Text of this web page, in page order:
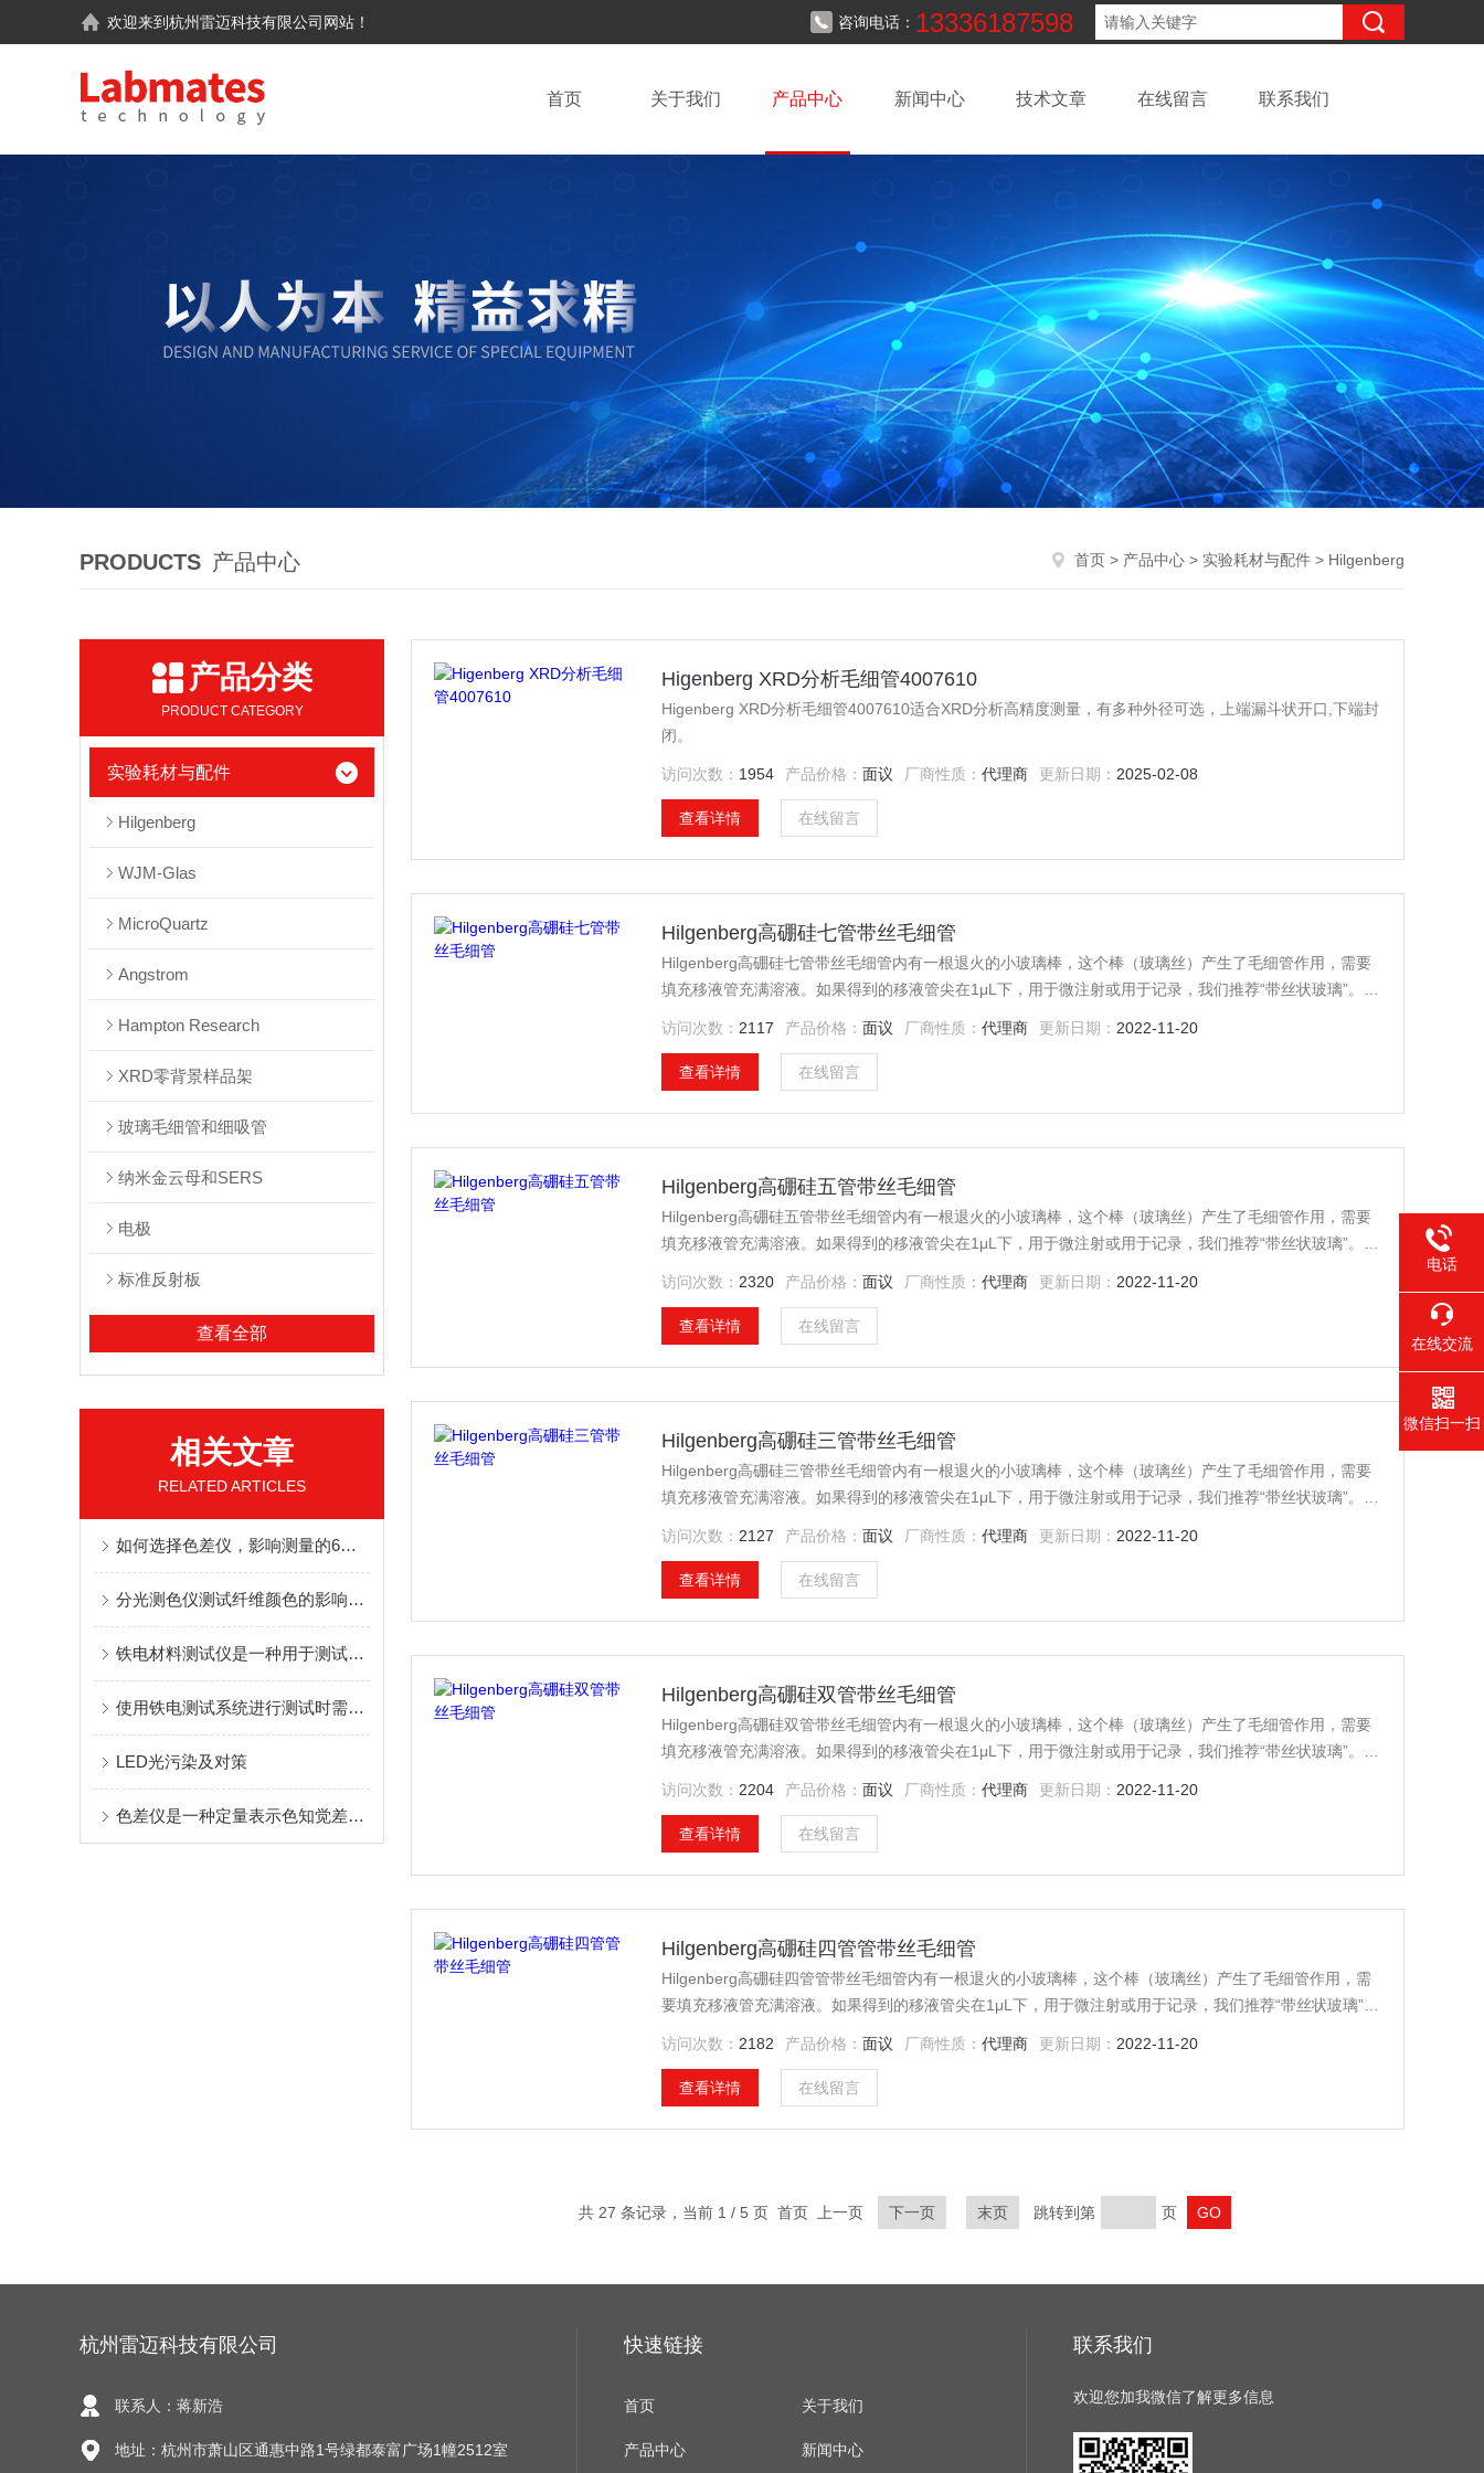
欢迎来到杭州雷迈科技有限公司 网站！ 咨询电话： 13336187598
首页 关于我们 产品中心 新闻中心 技术文章 在线留言 联系我们
PRODUCTS 产品中心 首页 > 产品中心 > 实验耗材与配件 > Hilgenberg
产品分类
PRODUCT CATEGORY
实验耗材与配件
Hilgenberg
WJM-Glas
MicroQuartz
Angstrom
Hampton Research
XRD零背景样品架
玻璃毛细管和细吸管
纳米金云母和SERS
电极
标准反射板
查看全部
相关文章
RELATED ARTICLES
如何选择色差仪，影响测量的6要素
分光测色仪测试纤维颜色的影响因素
铁电材料测试仪是一种用于测试铁电性能的专用仪器
使用铁电测试系统进行测试时需要按照以下步骤进行操作
LED光污染及对策
色差仪是一种定量表示色知觉差异的仪器
Higenberg XRD分析毛细管4007610
Higenberg XRD分析毛细管4007610适合XRD分析高精度测量，有多种外径可选，上端漏斗状开口,下端封
闭。
访问次数： 1954 产品价格： 面议 厂商性质： 代理商 更新日期： 2025-02-08
查看详情 在线留言
Hilgenberg高硼硅七管带丝毛细管
Hilgenberg高硼硅七管带丝毛细管内有一根退火的小玻璃棒，这个棒（玻璃丝）产生了毛细管作用，需要
填充移液管充满溶液。如果得到的移液管尖在1μL下，用于微注射或用于记录，我们推荐“带丝状玻璃”。玻
访问次数： 2117 产品价格： 面议 厂商性质： 代理商 更新日期： 2022-11-20
查看详情 在线留言
Hilgenberg高硼硅五管带丝毛细管
Hilgenberg高硼硅五管带丝毛细管内有一根退火的小玻璃棒，这个棒（玻璃丝）产生了毛细管作用，需要
填充移液管充满溶液。如果得到的移液管尖在1μL下，用于微注射或用于记录，我们推荐“带丝状玻璃”。玻
访问次数： 2320 产品价格： 面议 厂商性质： 代理商 更新日期： 2022-11-20
查看详情 在线留言
Hilgenberg高硼硅三管带丝毛细管
Hilgenberg高硼硅三管带丝毛细管内有一根退火的小玻璃棒，这个棒（玻璃丝）产生了毛细管作用，需要
填充移液管充满溶液。如果得到的移液管尖在1μL下，用于微注射或用于记录，我们推荐“带丝状玻璃”。玻
访问次数： 2127 产品价格： 面议 厂商性质： 代理商 更新日期： 2022-11-20
查看详情 在线留言
Hilgenberg高硼硅双管带丝毛细管
Hilgenberg高硼硅双管带丝毛细管内有一根退火的小玻璃棒，这个棒（玻璃丝）产生了毛细管作用，需要
填充移液管充满溶液。如果得到的移液管尖在1μL下，用于微注射或用于记录，我们推荐“带丝状玻璃”。玻
访问次数： 2204 产品价格： 面议 厂商性质： 代理商 更新日期： 2022-11-20
查看详情 在线留言
Hilgenberg高硼硅四管管带丝毛细管
Hilgenberg高硼硅四管管带丝毛细管内有一根退火的小玻璃棒，这个棒（玻璃丝）产生了毛细管作用，需
要填充移液管充满溶液。如果得到的移液管尖在1μL下，用于微注射或用于记录，我们推荐“带丝状玻璃”。
访问次数： 2182 产品价格： 面议 厂商性质： 代理商 更新日期： 2022-11-20
查看详情 在线留言
共 27 条记录，当前 1 / 5 页 首页 上一页 下一页 末页 跳转到第 页
杭州雷迈科技有限公司
联系人：蒋新浩
地址：杭州市萧山区通惠中路1号绿都泰富广场1幢2512室
快速链接
首页 关于我们
产品中心 新闻中心
联系我们
欢迎您加我微信了解更多信息
电话
在线交流
微信扫一扫